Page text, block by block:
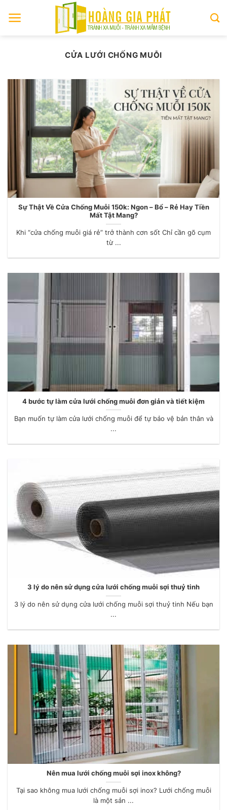
CỬA LƯỚI CHỐNG MUỖI
Sự Thật Về Cửa Chống Muỗi 150k: Ngon – Bổ – Rẻ Hay Tiền
Mất Tật Mang?
Khi “cửa chống muỗi giá rẻ” trở thành cơn sốt Chỉ cần gõ cụm
từ ...
4 bước tự làm cửa lưới chống muỗi đơn giản và tiết kiệm
Bạn muốn tự làm cửa lưới chống muỗi để tự bảo vệ bản thân và
...
3 lý do nên sử dụng cửa lưới chống muỗi sợi thuỷ tinh
3 lý do nên sử dụng cửa lưới chống muỗi sợi thuỷ tinh Nếu bạn
...
Nên mua lưới chống muỗi sợi inox không?
Tại sao không mua lưới chống muỗi sợi inox? Lưới chống muỗi
là một sản ...